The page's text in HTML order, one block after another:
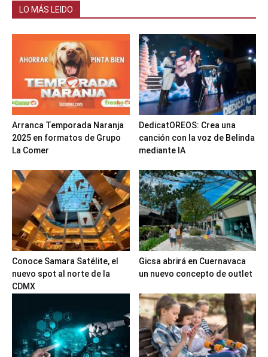
LO MÁS LEIDO
Arranca Temporada Naranja
2025 en formatos de Grupo
La Comer
DedicatOREOS: Crea una
canción con la voz de Belinda
mediante IA
Conoce Samara Satélite, el
nuevo spot al norte de la
CDMX
Gicsa abrirá en Cuernavaca
un nuevo concepto de outlet